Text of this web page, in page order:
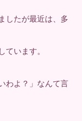
したが最近は、多
ています。
わよ？」なんて言